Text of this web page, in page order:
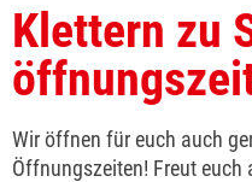
Klettern zu
Wir öffnen für euch auch
Öffnungszeiten! Freut